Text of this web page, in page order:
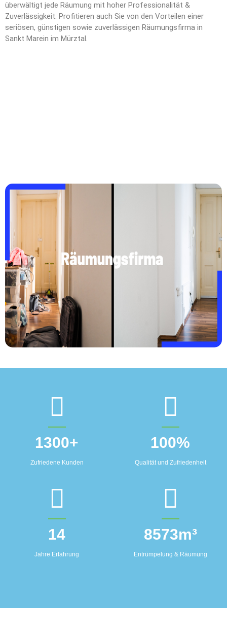
überwältigt jede Räumung mit hoher Professionalität &
Zuverlässigkeit. Profitieren auch Sie von den Vorteilen einer
seriösen, günstigen sowie zuverlässigen Räumungsfirma in
Sankt Marein im Mürztal.
1300+
Zufriedene Kunden
100%
Qualität und Zufriedenheit
14
Jahre Erfahrung
8573m³
Entrümpelung & Räumung